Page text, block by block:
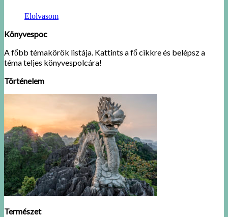
Elolvasom
Könyvespoc
A főbb témakörök listája. Kattints a fő cikkre és belépsz a
téma teljes könyvespolcára!
Történelem
Természet